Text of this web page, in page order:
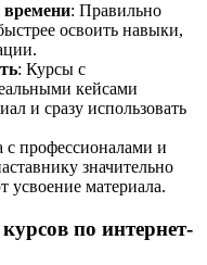
времени: Правильно
освоить навыки,
: Курсы с
кейсами
и сразу использовать
с профессионалами и
значительно
усвоение материала.
по интернет-